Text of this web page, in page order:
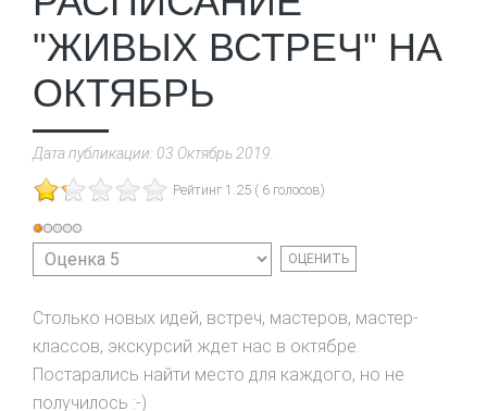
"ЖИВЫХ ВСТРЕЧ" НА
ОКТЯБРЬ
Дата публикации: 03 Октябрь 2019.
Рейтинг 1.25 ( 6 голосов)
Рейтинг:
1/5
Пожалуйста,
Столько новых идей, встреч, мастеров, мастер-
классов, экскурсий ждет нас в октябре.
Постарались найти место для каждого, но не
получилось :-)